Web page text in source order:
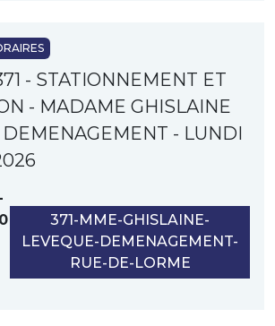
- STATIONNEMENT ET
- MADAME GHISLAINE
DEMENAGEMENT - LUNDI
371-MME-GHISLAINE-
LEVEQUE-DEMENAGEMENT-
RUE-DE-LORME